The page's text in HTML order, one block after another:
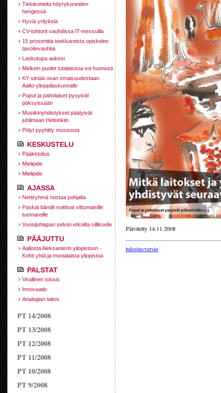
Tietokoneita höyrykoneiden
hengessä
Hyviä yrityksiä
CV-tohtorit vauhdissa IT-messuilla
15 prosenttia teekkareista opiskelee
tavoitevauhtia
Laskutupa aukesi
Melkein puolet tutalaisista voi huonosti
KY siirtää osan omaisuudestaan
Aalto-ylioppilaskunnalle
Puput ja paholaiset pysyivät
pöksyissään
Musiikkiyhdistykset päätyivät
juhlimaan Helsinkiin
Pölyt pyyhitty museosta
KESKUSTELU
Pääkirjoitus
Mielipide
Mielipide
AJASSA
Nettiryhmä nostaa pohjalta
Paskat bändit soittivat vittumaisille
tuomareille
Vuosijuhlapari selvisi etkoilta sillikselle
PÄÄJUTTU
Aallosta Aleksanterin yliopistoon -
Kohti yhtä ja monialaista yliopistoa
PALSTAT
Virallinen totuus
Innovaatio
Analogian laitos
PT 14/2008
PT 13/2008
PT 12/2008
PT 11/2008
PT 10/2008
PT 9/2008
Päivitetty 14.11.2008
tulostusversio